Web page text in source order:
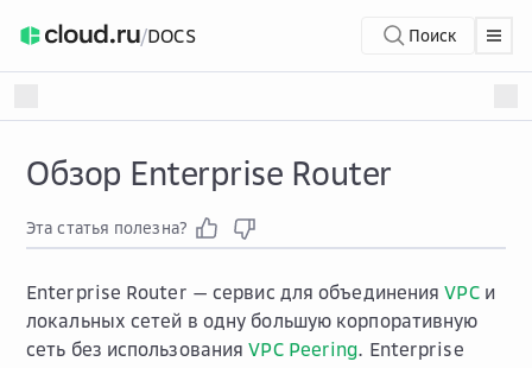
/DOCS Поиск
Обзор Enterprise Router
Эта статья полезна?
Enterprise Router — сервис для объединенияVPCи
локальных сетей в одну большую корпоративную
сеть без использованияVPC Peering. Enterprise